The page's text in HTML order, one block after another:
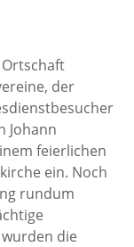
der
Johann
feierlichen
ein. Noch
rundum
die